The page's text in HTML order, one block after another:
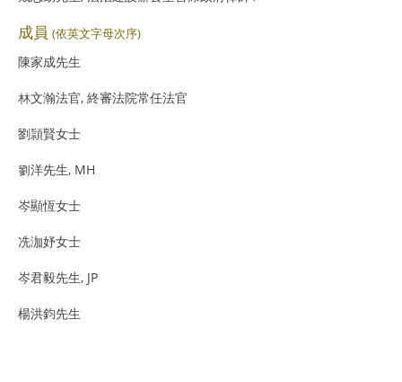
成員 (依英文字母次序)
陳家成先生
林文瀚法官, 終審法院常任法官
劉頴賢女士
劉洋先生, MH
岑顯恆女士
冼泇妤女士
岑君毅先生, JP
楊洪鈞先生